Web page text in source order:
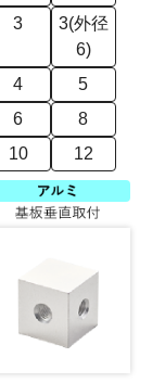
3
3(外径
6)
4
5
6
8
10
12